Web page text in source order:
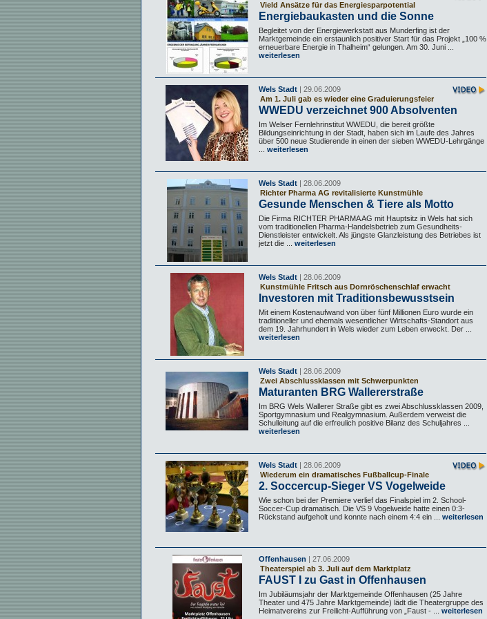
Vield Ansätze für das Energiesparpotential
Energiebaukasten und die Sonne
Begleitet von der Energiewerkstatt aus Munderfing ist der
Marktgemeinde ein erstaunlich positiver Start für das Projekt „100 %
erneuerbare Energie in Thalheim“ gelungen. Am 30. Juni ...
weiterlesen
Wels Stadt | 29.06.2009
Am 1. Juli gab es wieder eine Graduierungsfeier
WWEDU verzeichnet 900 Absolventen
Im Welser Fernlehrinstitut WWEDU, die bereit größte
Bildungseinrichtung in der Stadt, haben sich im Laufe des Jahres
über 500 neue Studierende in einen der sieben WWEDU-Lehrgänge
weiterlesen
Wels Stadt | 28.06.2009
Richter Pharma AG revitalisierte Kunstmühle
Gesunde Menschen & Tiere als Motto
Die Firma RICHTER PHARMA AG mit Hauptsitz in Wels hat sich
vom traditionellen Pharma-Handelsbetrieb zum Gesundheits-
Dienstleister entwickelt. Als jüngste Glanzleistung des Betriebes ist
jetzt die ...
weiterlesen
Wels Stadt | 28.06.2009
Kunstmühle Fritsch aus Dornröschenschlaf erwacht
Investoren mit Traditionsbewusstsein
Mit einem Kostenaufwand von über fünf Millionen Euro wurde ein
traditioneller und ehemals wesentlicher Wirtschafts-Standort aus
dem 19. Jahrhundert in Wels wieder zum Leben erweckt. Der ...
weiterlesen
Wels Stadt | 28.06.2009
Zwei Abschlussklassen mit Schwerpunkten
Maturanten BRG Wallererstraße
Im BRG Wels Wallerer Straße gibt es zwei Abschlussklassen 2009,
Sportgymnasium und Realgymnasium. Außerdem verweist die
Schulleitung auf die erfreulich positive Bilanz des Schuljahres ...
weiterlesen
Wels Stadt | 28.06.2009
Wiederum ein dramatisches Fußballcup-Finale
2. Soccercup-Sieger VS Vogelweide
Wie schon bei der Premiere verlief das Finalspiel im 2. School-
Soccer-Cup dramatisch. Die VS 9 Vogelweide hatte einen 0:3-
Rückstand aufgeholt und konnte nach einem 4:4 ein ...
weiterlesen
Offenhausen | 27.06.2009
Theaterspiel ab 3. Juli auf dem Marktplatz
FAUST I zu Gast in Offenhausen
Im Jubiläumsjahr der Marktgemeinde Offenhausen (25 Jahre
Theater und 475 Jahre Marktgemeinde) lädt die Theatergruppe des
Heimatvereins zur Freilicht-Aufführung von „Faust - ...
weiterlesen